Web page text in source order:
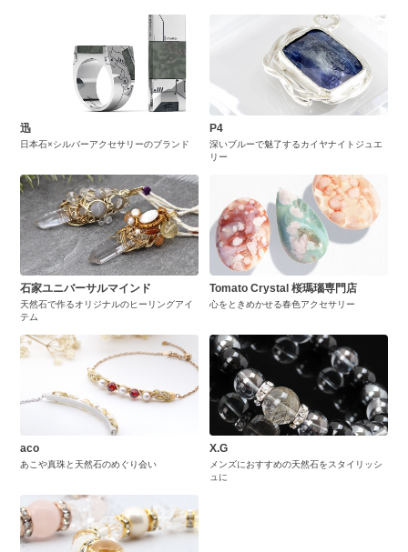
迅
日本石×シルバーアクセサリーのブランド
P4
深いブルーで魅了するカイヤナイトジュエ
リー
石家ユニバーサルマインド
天然石で作るオリジナルのヒーリングアイ
テム
Tomato Crystal 桜瑪瑙専門店
心をときめかせる春色アクセサリー
aco
あこや真珠と天然石のめぐり会い
X.G
メンズにおすすめの天然石をスタイリッシ
ュに